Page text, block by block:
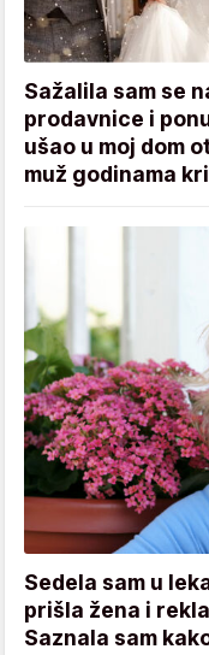
Sažalila sam se
prodavnice i
ušao u moj dom
muž godinama
Sedela sam u
prišla žena i
Saznala sam